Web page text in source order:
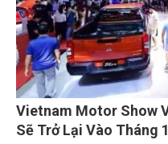
Vietnam Motor Show
Sẽ Trở Lại Vào Tháng